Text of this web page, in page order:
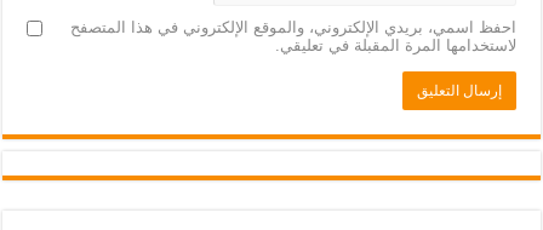
احفظ اسمي، بريدي الإلكتروني، والموقع الإلكتروني في هذا المتصفح
لاستخدامها المرة المقبلة في تعليقي.